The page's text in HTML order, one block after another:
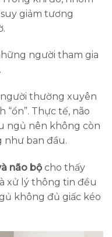
giảm tương
người tham gia
thường xuyên
Thực tế, não
ngủ nên không còn
như ban đầu.
não bộ cho thấy
xử lý thông tin đều
không đủ giấc kéo